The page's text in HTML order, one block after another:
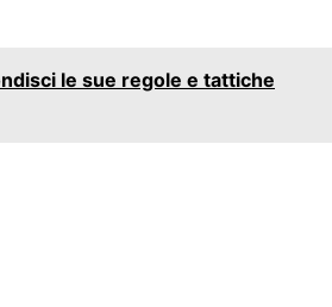
le sue regole e tattiche